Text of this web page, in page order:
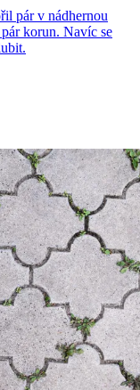
pár v nádhernou
korun. Navíc se